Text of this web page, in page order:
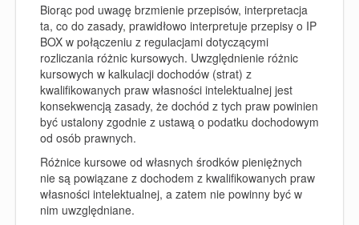
Biorąc pod uwagę brzmienie przepisów, interpretacja
ta, co do zasady, prawidłowo interpretuje przepisy o IP
BOX w połączeniu z regulacjami dotyczącymi
rozliczania różnic kursowych. Uwzględnienie różnic
kursowych w kalkulacji dochodów (strat) z
kwalifikowanych praw własności intelektualnej jest
konsekwencją zasady, że dochód z tych praw powinien
być ustalony zgodnie z ustawą o podatku dochodowym
od osób prawnych.
Różnice kursowe od własnych środków pieniężnych
nie są powiązane z dochodem z kwalifikowanych praw
własności intelektualnej, a zatem nie powinny być w
nim uwzględniane.